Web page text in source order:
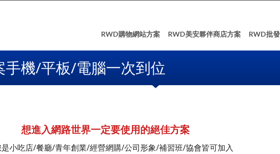
RWD購物網站方案 RWD美安夥伴商店方案 RWD批
手機/平板/電腦一次到位
想進入網路世界一定要使用的絕佳方案
小吃店/餐廳/青年創業/經營網購/公司形象/補習班/協會皆可加入